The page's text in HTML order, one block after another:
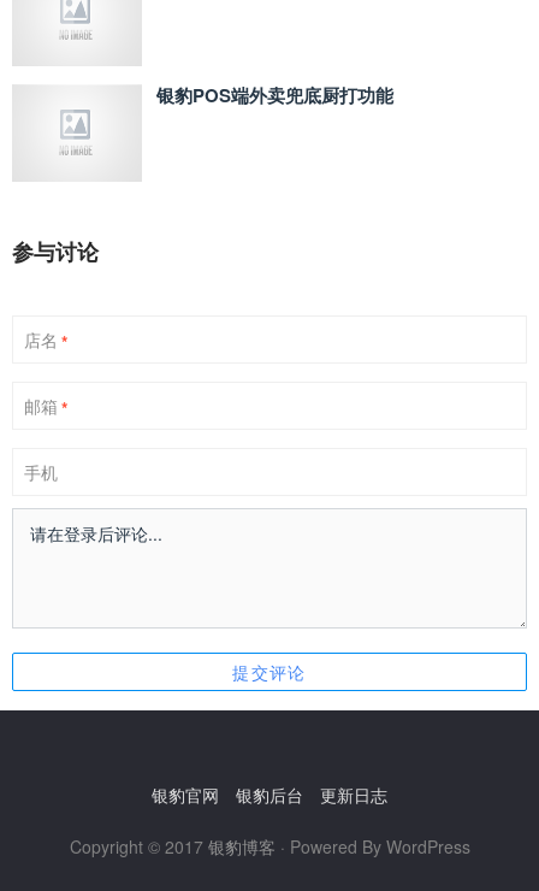
银豹POS端外卖兜底厨打功能
参与讨论
店名 *
邮箱 *
手机
银豹官网 银豹后台 更新日志
Copyright © 2017 银豹博客 · Powered By WordPress